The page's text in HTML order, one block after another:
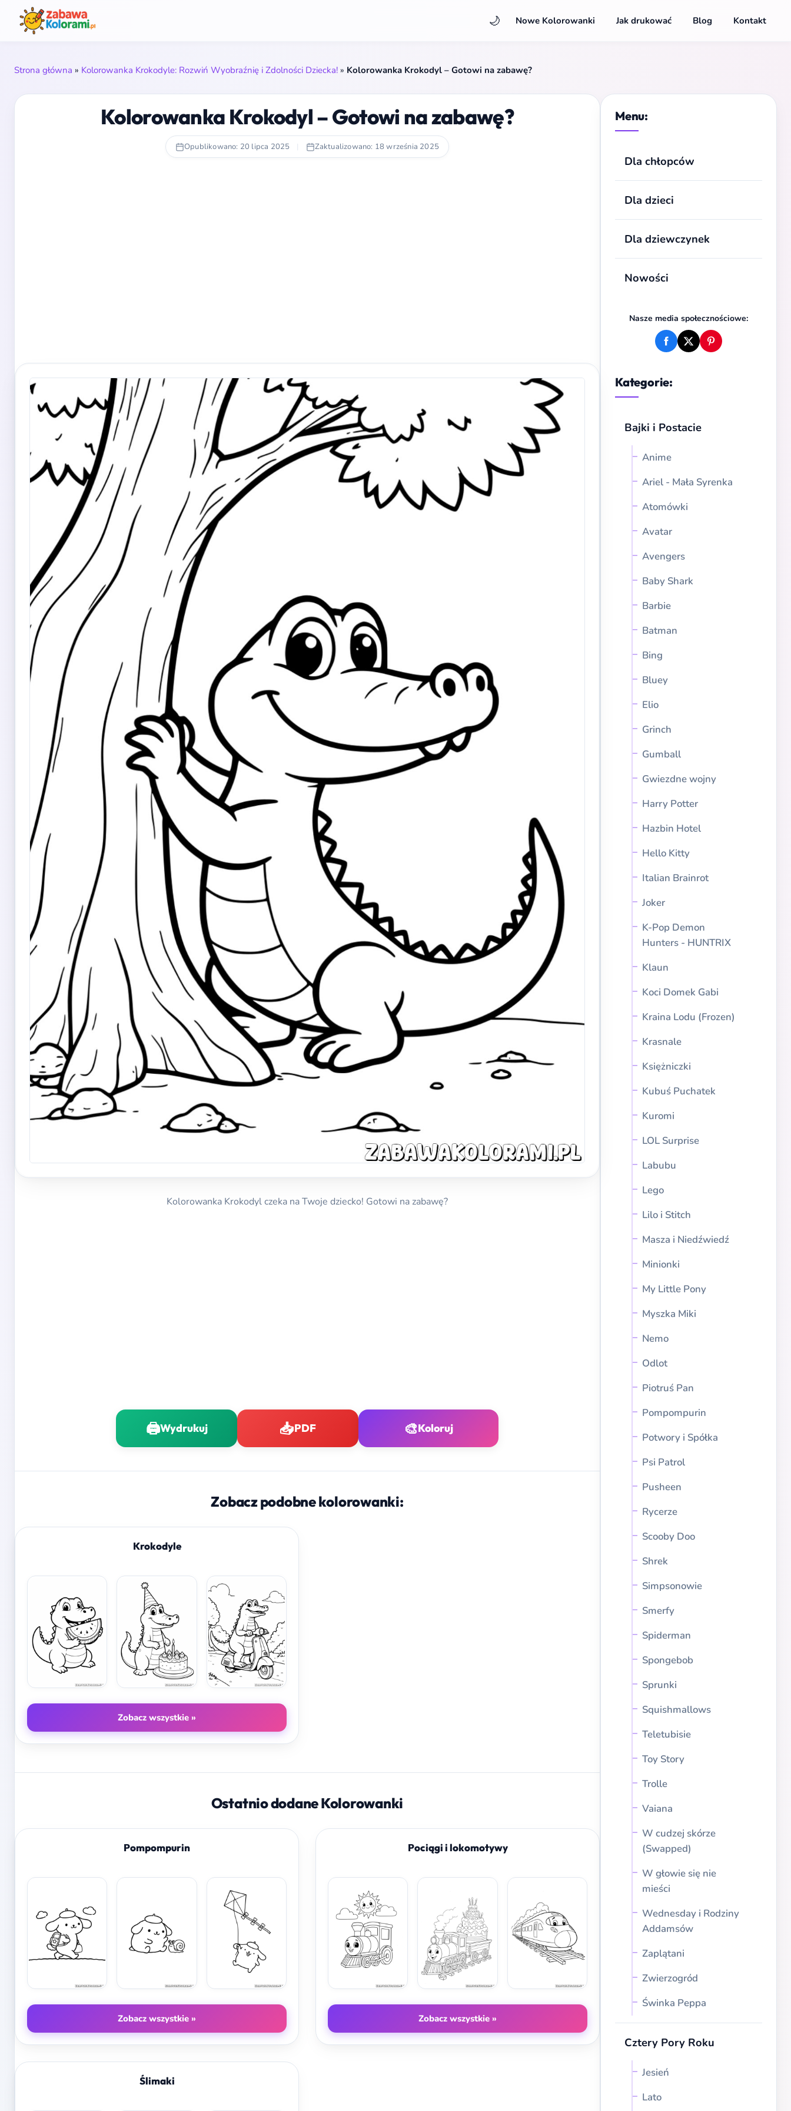
🌙 Nowe Kolorowanki Jak drukować Blog Kontakt
Strona główna » Kolorowanka Krokodyle: Rozwiń Wyobraźnię i Zdolności Dziecka! » Kolorowanka Krokodyl – Gotowi na zabawę?
Menu:
Dla chłopców
Dla dzieci
Dla dziewczynek
Nowości
Nasze media społecznościowe:
Kategorie:
Bajki i Postacie
Anime
Ariel - Mała Syrenka
Atomówki
Avatar
Avengers
Baby Shark
Barbie
Batman
Bing
Bluey
Elio
Grinch
Gumball
Gwiezdne wojny
Harry Potter
Hazbin Hotel
Hello Kitty
Italian Brainrot
Joker
K-Pop Demon
Hunters - HUNTRIX
Klaun
Koci Domek Gabi
Kraina Lodu (Frozen)
Krasnale
Księżniczki
Kubuś Puchatek
Kuromi
LOL Surprise
Labubu
Lego
Lilo i Stitch
Masza i Niedźwiedź
Minionki
My Little Pony
Myszka Miki
Nemo
Odlot
Piotruś Pan
Pompompurin
Potwory i Spółka
Psi Patrol
Pusheen
Rycerze
Scooby Doo
Shrek
Simpsonowie
Smerfy
Spiderman
Spongebob
Sprunki
Squishmallows
Teletubisie
Toy Story
Trolle
Vaiana
W cudzej skórze
(Swapped)
W głowie się nie
mieści
Wednesday i Rodziny
Addamsów
Zaplątani
Zwierzogród
Świnka Peppa
Cztery Pory Roku
Jesień
Lato
Kolorowanka Krokodyl – Gotowi na zabawę?
Opublikowano: 20 lipca 2025 | Zaktualizowano: 18 września 2025
Kolorowanka Krokodyl czeka na Twoje dziecko! Gotowi na zabawę?
🖨️Wydrukuj 📥PDF 🎨Koloruj
Zobacz podobne kolorowanki:
Krokodyle
Zobacz wszystkie »
Ostatnio dodane Kolorowanki
Pompompurin
Zobacz wszystkie »
Pociągi i lokomotywy
Zobacz wszystkie »
Ślimaki